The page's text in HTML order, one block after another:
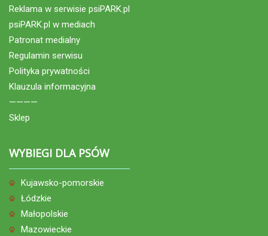
Reklama w serwisie psiPARK.pl
psiPARK.pl w mediach
Patronat medialny
Regulamin serwisu
Polityka prywatności
Klauzula informacyjna
————
Sklep
WYBIEGI DLA PSÓW
Kujawsko-pomorskie
Łódzkie
Małopolskie
Mazowieckie